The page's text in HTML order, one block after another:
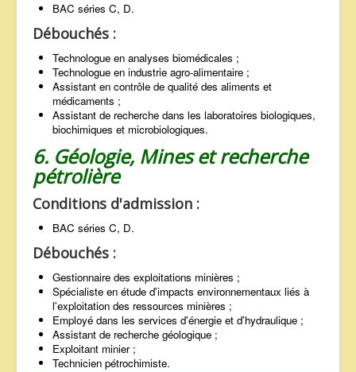
BAC séries C, D.
Débouchés :
Technologue en analyses biomédicales ;
Technologue en industrie agro-alimentaire ;
Assistant en contrôle de qualité des aliments et
médicaments ;
Assistant de recherche dans les laboratoires biologiques,
biochimiques et microbiologiques.
6. Géologie, Mines et recherche
pétrolière
Conditions d'admission :
BAC séries C, D.
Débouchés :
Gestionnaire des exploitations minières ;
Spécialiste en étude d'impacts environnementaux liés à
l'exploitation des ressources minières ;
Employé dans les services d'énergie et d'hydraulique ;
Assistant de recherche géologique ;
Exploitant minier ;
Technicien pétrochimiste.